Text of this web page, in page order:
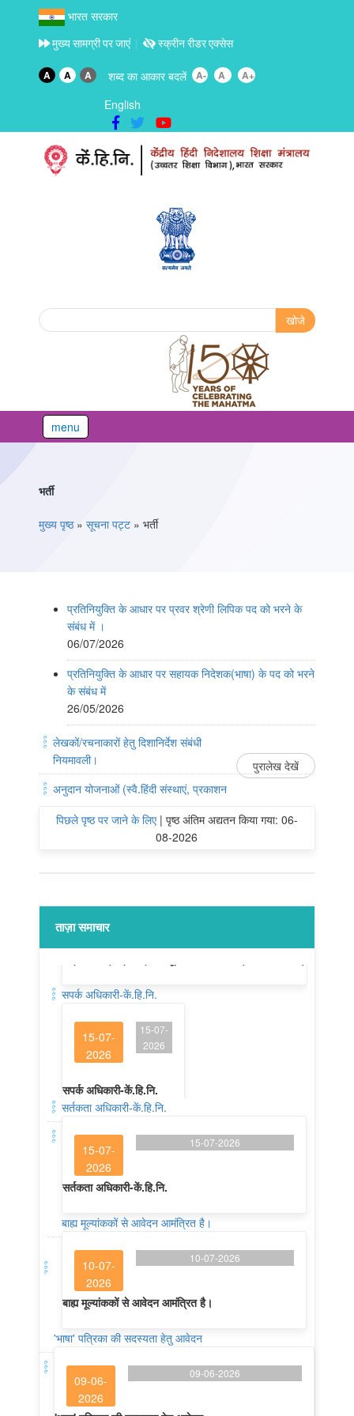
भारत सरकार
मुख्य सामग्री पर जाएं स्क्रीन रीडर एक्सेस
A A A शब्द का आकार बदलें A- A A+
English
Search form
खोजे
menu
भर्ती
You are here
मुख्य पृष्ठ» सूचना पट्ट» भर्ती
प्रतिनियुक्ति के आधार पर प्रवर श्रेणी लिपिक पद को भरने के
संबंध में ।
06/07/2026
प्रतिनियुक्ति के आधार पर सहायक निदेशक(भाषा) के पद को भरने
के संबंध में
26/05/2026
पुरालेख देखें
पिछले पृष्ठ पर जाने के लिए| पृष्ठ अंतिम अद्यतन किया गया: 06-
08-2026
ताज़ा समाचार
2026
2026
सर्तकता अधिकारी-कें.हि.नि.
15-07-
2026
15-07-2026
सर्तकता अधिकारी-कें.हि.नि.
बाह्य मूल्यांककों से आवेदन आमंत्रित है।
10-07-
2026
10-07-2026
बाह्य मूल्यांककों से आवेदन आमंत्रित है।
'भाषा' पत्रिका की सदस्यता हेतु आवेदन
09-06-
2026
09-06-2026
लेखकों/रचनाकारों हेतु दिशानिर्देश संबंधी
नियमावली।
अनुदान योजनाओं (स्वै.हिंदी संस्थाएं, प्रकाशन